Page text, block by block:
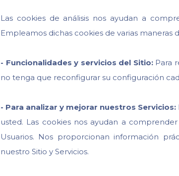
Las cookies de análisis nos ayudan a
Empleamos dichas cookies de varias maneras
- Funcionalidades y servicios del Sitio: Para
no tenga que reconfigurar su configuración
- Para analizar y mejorar nuestros Servicios:
usted. Las cookies nos ayudan a
Usuarios. Nos proporcionan información
nuestro Sitio y Servicios.